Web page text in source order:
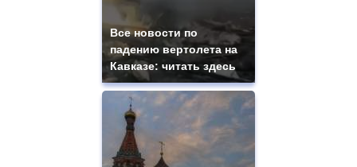
Все новости по
падению вертолета на
Кавказе: читать здесь